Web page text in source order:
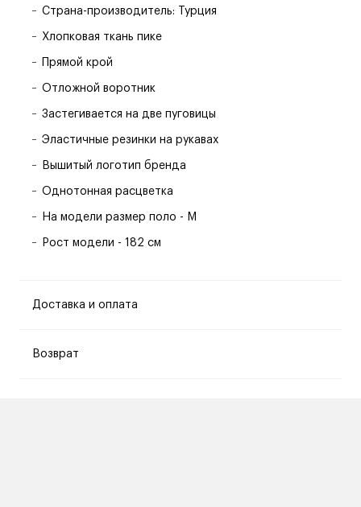
Страна-производитель: Турция
Хлопковая ткань пике
Прямой крой
Отложной воротник
Застегивается на две пуговицы
Эластичные резинки на рукавах
Вышитый логотип бренда
Однотонная расцветка
На модели размер поло - M
Рост модели - 182 см
Доставка и оплата
Возврат